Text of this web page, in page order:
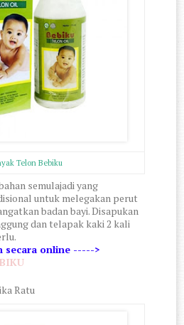
Telon Bebiku
semulajadi yang
untuk melegakan perut
badan bayi. Disapukan
dan telapak kaki 2 kali
secara online ----->
Ratu